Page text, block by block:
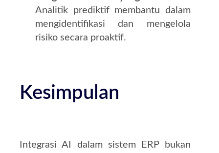
Analitik prediktif membantu dalam
mengidentifikasi dan mengelola
risiko secara proaktif.
Kesimpulan
Integrasi AI dalam sistem ERP bukan